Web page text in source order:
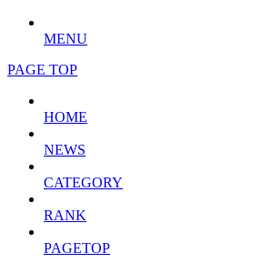
MENU
PAGE TOP
HOME
NEWS
CATEGORY
RANK
PAGETOP